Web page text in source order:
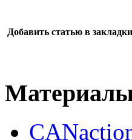
Добавить статью в